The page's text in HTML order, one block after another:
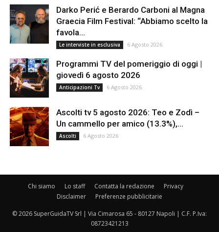
Darko Perić e Berardo Carboni al Magna
Graecia Film Festival: “Abbiamo scelto la
favola...
Le interviste in esclusiva 6 Agosto 2026
Programmi TV del pomeriggio di oggi |
giovedì 6 agosto 2026
Anticipazioni Tv 6 Agosto 2026
Ascolti tv 5 agosto 2026: Teo e Zodì –
Un cammello per amico (13.3%),...
Ascolti 6 Agosto 2026
Chi siamo Lo staff Contatta la redazione
Privacy
Disclaimer
Preferenze pubblicitarie
© 2026 SuperGuidaTV Srl | Via Cimarosa 65 - 80127 Napoli | C.F. P.Iva:
08723421213